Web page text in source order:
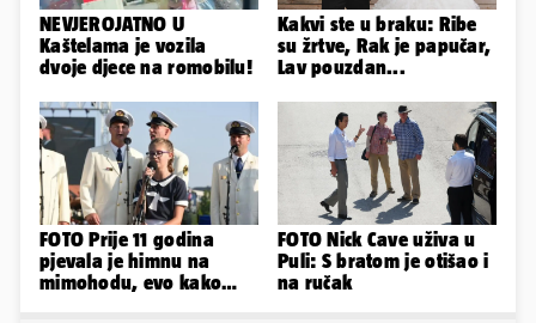
NEVJEROJATNO U
Kaštelama je vozila
dvoje djece na romobilu!
Kakvi ste u braku: Ribe
su žrtve, Rak je papučar,
Lav pouzdan...
FOTO Prije 11 godina
pjevala je himnu na
mimohodu, evo kako
FOTO Nick Cave uživa u
Puli: S bratom je otišao i
na ručak